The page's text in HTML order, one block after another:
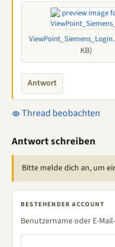
KB)
Antwort
Thread beobachten
Antwort schreiben
Bitte melde dich an, um
BESTEHENDER ACCOUNT
Benutzername oder E-